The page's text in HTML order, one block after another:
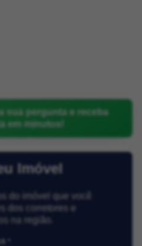
sua pergunta e receba
em minutos!
Imóvel
do imóvel que você
dos corretores e
na região.
*